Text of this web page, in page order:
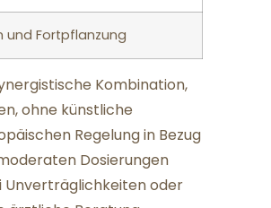
und Fortpflanzung
Kombination,
ohne künstliche
Regelung in Bezug
Dosierungen
Unverträglichkeiten oder